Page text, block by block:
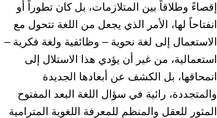
إقصاءً وطلاقاً بين المتلازمات، بل كان تطوراً أو
انفتاحاً لها، الأمر الذي يجعل من اللغة تتحول مع
الاستعمال إلى لغة نحوية – وظائفية ولغة فكرية –
استعمالية، من غير أن يؤدي هذا الاستلال إلى
انمحاقها، بل الكشف عن أبعادها الجديدة
والمتجددة، رائية في سؤال اللغة البعد المفتوح
المثور للعقل والمنظم للمعرفة اللغوية المترامية